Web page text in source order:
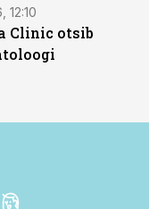
12:10
Clinic otsib